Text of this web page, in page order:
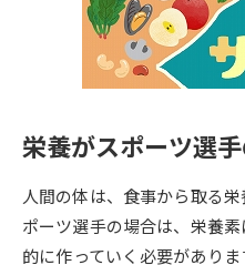
留学・進学関連、塾・予備校
大学入学共通テスト「受験上の
配慮案内」の請求
幼稚園教員資格認定試験
高等学校（情報）教員資格認定
試験
栄養がスポーツ選
人間の体は、食事から取る
ポーツ選手の場合は、栄養
的に作っていく必要があり